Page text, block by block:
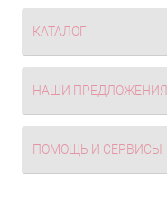
КАТАЛОГ
НАШИ ПРЕДЛОЖЕНИЯ
ПОМОЩЬ И СЕРВИСЫ